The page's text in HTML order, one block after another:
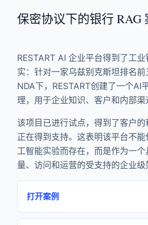
保密协议下的银行 RAG
RESTART AI 企业平台得到了工
实：针对一家乌兹别克斯坦排名
NDA下，RESTART创建了一个AI
理，用于企业知识、客户和内部渠
该项目已进行试点，得到了客户
正在得到支持。这表明该平台不能
工智能实验而存在，而是作为一
量、访问和运营的受支持的企业级
打开案例